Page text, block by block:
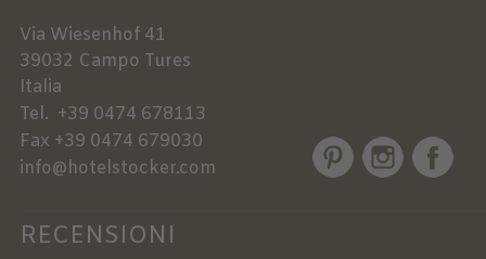
Via Wiesenhof 41
39032 Campo Tures
Italia
Tel. +39 0474 678113
Fax +39 0474 679030
info@hotelstocker.com
RECENSIONI